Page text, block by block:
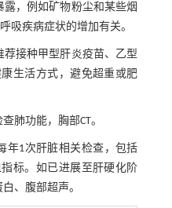
露，例如矿物粉尘和某些烟
吸疾病症状的增加有关。
荐接种甲型肝炎疫苗、乙型
生活方式，避免超重或肥
肺功能，胸部CT。
年1次肝脏相关检查，包括
标。如已进展至肝硬化阶
、腹部超声。